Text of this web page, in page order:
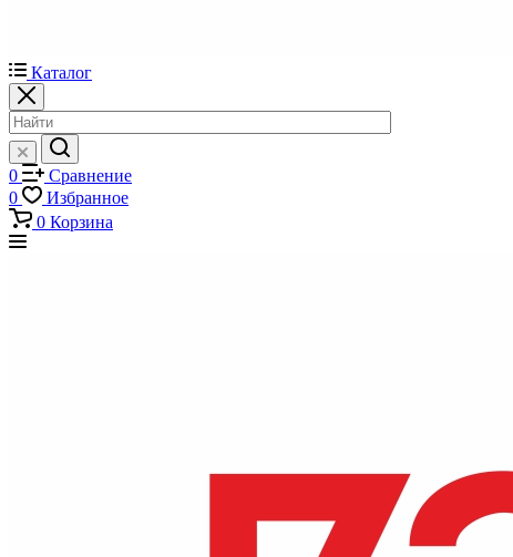
Каталог
0
Сравнение
0
Избранное
0 Корзина